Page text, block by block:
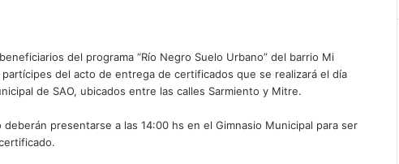
del programa “Río Negro Suelo Urbano” del barrio Mi
del acto de entrega de certificados que se realizará el día
de SAO, ubicados entre las calles Sarmiento y Mitre.
presentarse a las 14:00 hs en el Gimnasio Municipal para ser